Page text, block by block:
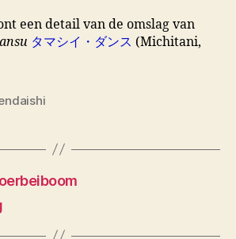
een detail van de omslag van
タマシイ・ダンス (Michitani,